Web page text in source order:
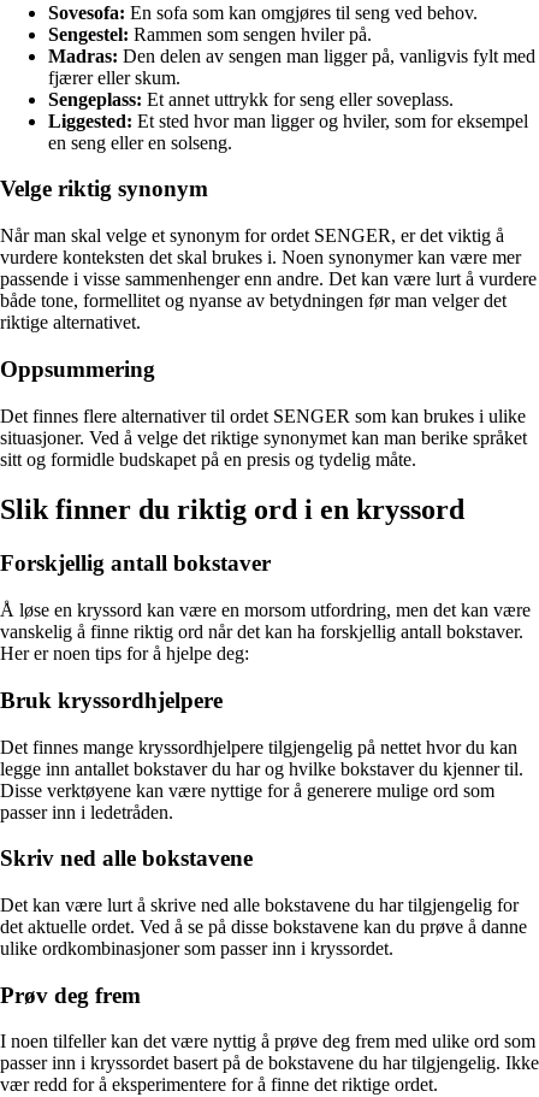
Sovesofa: En sofa som kan omgjøres til seng ved behov.
Sengestel: Rammen som sengen hviler på.
Madras: Den delen av sengen man ligger på, vanligvis fylt med
fjærer eller skum.
Sengeplass: Et annet uttrykk for seng eller soveplass.
Liggested: Et sted hvor man ligger og hviler, som for eksempel
en seng eller en solseng.
Velge riktig synonym
Når man skal velge et synonym for ordet SENGER, er det viktig å
vurdere konteksten det skal brukes i. Noen synonymer kan være mer
passende i visse sammenhenger enn andre. Det kan være lurt å vurdere
både tone, formellitet og nyanse av betydningen før man velger det
riktige alternativet.
Oppsummering
Det finnes flere alternativer til ordet SENGER som kan brukes i ulike
situasjoner. Ved å velge det riktige synonymet kan man berike språket
sitt og formidle budskapet på en presis og tydelig måte.
Slik finner du riktig ord i en kryssord
Forskjellig antall bokstaver
Å løse en kryssord kan være en morsom utfordring, men det kan være
vanskelig å finne riktig ord når det kan ha forskjellig antall bokstaver.
Her er noen tips for å hjelpe deg:
Bruk kryssordhjelpere
Det finnes mange kryssordhjelpere tilgjengelig på nettet hvor du kan
legge inn antallet bokstaver du har og hvilke bokstaver du kjenner til.
Disse verktøyene kan være nyttige for å generere mulige ord som
passer inn i ledetråden.
Skriv ned alle bokstavene
Det kan være lurt å skrive ned alle bokstavene du har tilgjengelig for
det aktuelle ordet. Ved å se på disse bokstavene kan du prøve å danne
ulike ordkombinasjoner som passer inn i kryssordet.
Prøv deg frem
I noen tilfeller kan det være nyttig å prøve deg frem med ulike ord som
passer inn i kryssordet basert på de bokstavene du har tilgjengelig. Ikke
vær redd for å eksperimentere for å finne det riktige ordet.